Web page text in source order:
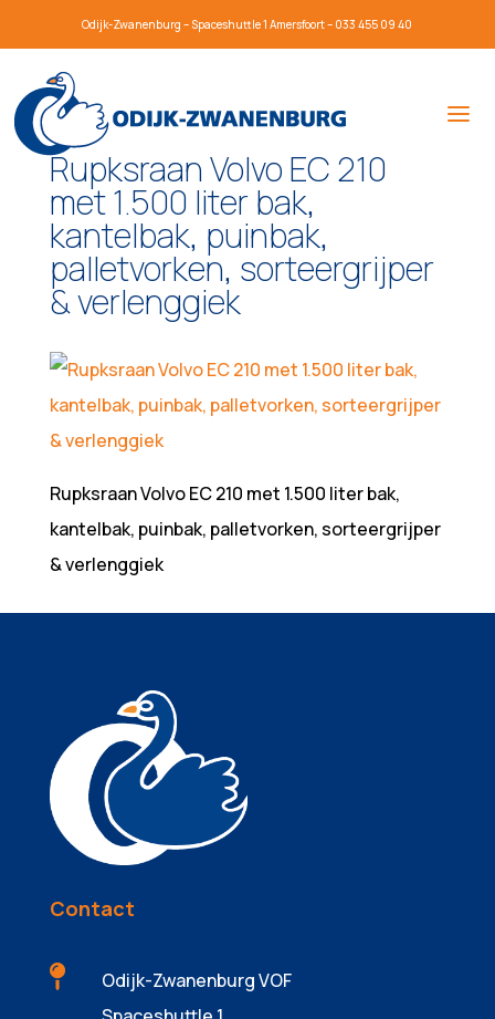
Odijk-Zwanenburg – Spaceshuttle 1 Amersfoort – 033 455 09 40
Rupksraan Volvo EC 210
met 1.500 liter bak,
kantelbak, puinbak,
palletvorken, sorteergrijper
& verlenggiek
Rupksraan Volvo EC 210 met 1.500 liter bak,
kantelbak, puinbak, palletvorken, sorteergrijper
& verlenggiek
Contact

Odijk-Zwanenburg VOF